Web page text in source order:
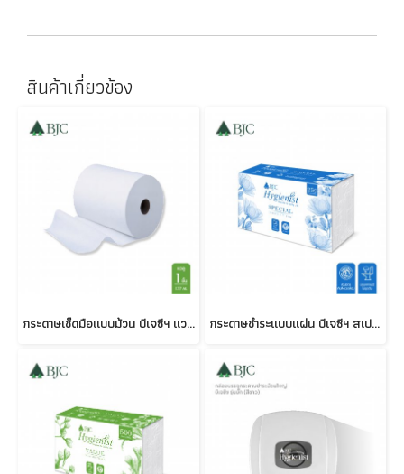
สินค้าเกี่ยวข้อง
กระดาษเช็ดมือแบบม้วน บีเจซีฯ แวลู 1 ชั้น 177 เมตร กระดาษชำระแบบแผ่น บีเจซีฯ สเปเชียล 2 ชั้น 250 แผ่น